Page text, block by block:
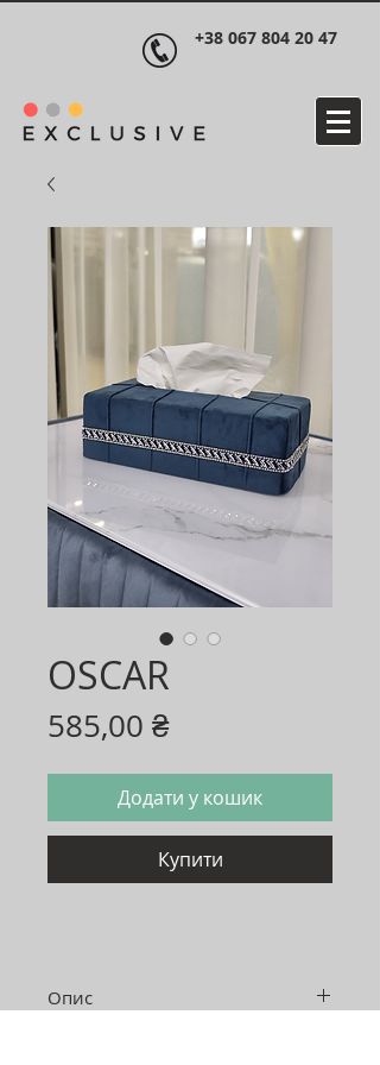
+38 067 804 20 47
OSCAR
585,00 ₴Ціна
Додати у кошик
Купити
Опис